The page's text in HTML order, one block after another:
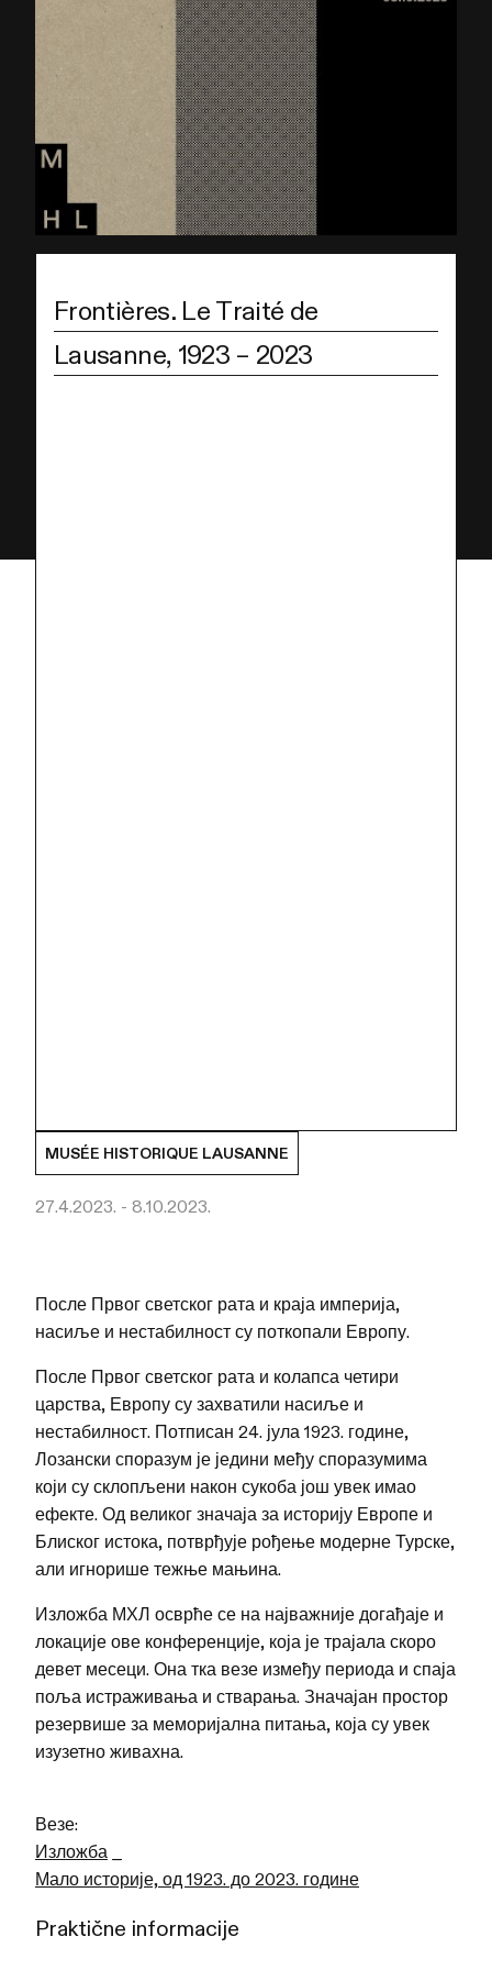
Frontières. Le Traité de
Lausanne, 1923 – 2023
MUSÉE HISTORIQUE LAUSANNE
27.4.2023. - 8.10.2023.
После Првог светског рата и краја империја,
насиље и нестабилност су поткопали Европу.
После Првог светског рата и колапса четири
царства, Европу су захватили насиље и
нестабилност. Потписан 24. јула 1923. године,
Лозански споразум је једини међу споразумима
који су склопљени након сукоба још увек имао
ефекте. Од великог значаја за историју Европе и
Блиског истока, потврђује рођење модерне Турске,
али игнорише тежње мањина.
Изложба МХЛ осврће се на најважније догађаје и
локације ове конференције, која је трајала скоро
девет месеци. Она тка везе између периода и спаја
поља истраживања и стварања. Значајан простор
резервише за меморијална питања, која су увек
изузетно живахна.
Везе:
Изложба
Мало историје, од 1923. до 2023. године
Praktične informacije